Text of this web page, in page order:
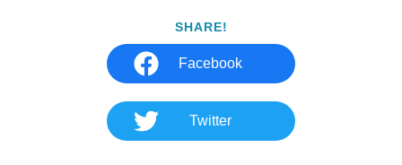
SHARE!
Facebook
Twitter